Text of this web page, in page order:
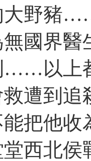
大野豬
國界醫
……以上
遭到追
把他收
西北侯